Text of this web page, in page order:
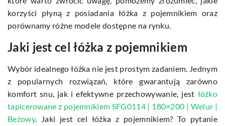
korzyści płyną z posiadania łóżka z pojemnikiem oraz
porównamy różne modele dostępne na rynku.
Jaki jest cel łóżka z pojemnikiem
Wybór idealnego łóżka nie jest prostym zadaniem. Jednym
z popularnych rozwiązań, które gwarantują zarówno
komfort snu, jak i efektywne przechowywanie, jest łóżko
tapicerowane z pojemnikiem SFG0114 | 180×200 | Welur |
Beżowy. Jaki jest cel łóżka z pojemnikiem? To pytanie